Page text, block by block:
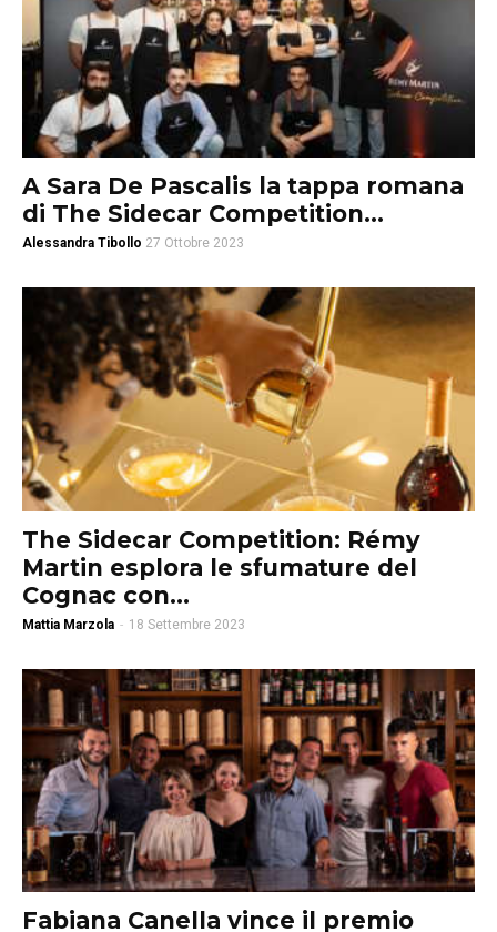
A Sara De Pascalis la tappa romana
di The Sidecar Competition...
Alessandra Tibollo 27 Ottobre 2023
The Sidecar Competition: Rémy
Martin esplora le sfumature del
Cognac con...
Mattia Marzola - 18 Settembre 2023
Fabiana Canella vince il premio